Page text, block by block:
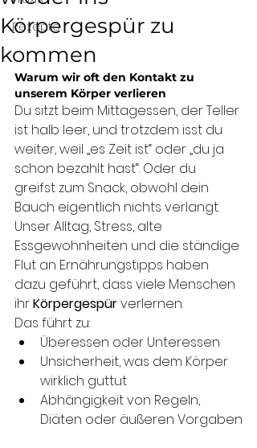
Rezepte
Körpergespür zu
kommen
Warum wir oft den Kontakt zu
unserem Körper verlieren
Du sitzt beim Mittagessen, der Teller
ist halb leer, und trotzdem isst du
weiter, weil „es Zeit ist“ oder „du ja
schon bezahlt hast“. Oder du
greifst zum Snack, obwohl dein
Bauch eigentlich nichts verlangt.
Unser Alltag, Stress, alte
Essgewohnheiten und die ständige
Flut an Ernährungstipps haben
dazu geführt, dass viele Menschen
ihr Körpergespür verlernen.
Das führt zu:
Überessen oder Unteressen
Unsicherheit, was dem Körper
wirklich guttut
Abhängigkeit von Regeln,
Diäten oder äußeren Vorgaben